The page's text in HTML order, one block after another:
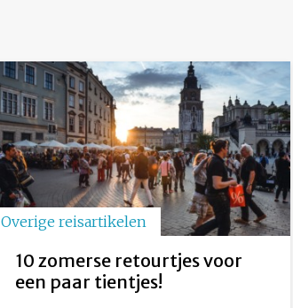
Overige reisartikelen
10 zomerse retourtjes voor
een paar tientjes!